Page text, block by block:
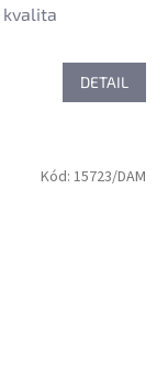
kvalita
DETAIL
Kód: 15723/DAM